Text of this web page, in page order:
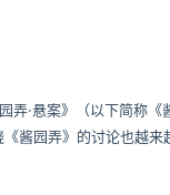
弄·悬案》（以下简称
酱园弄》的讨论也越